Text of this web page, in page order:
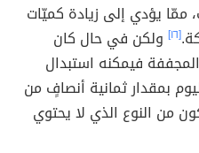
ممّا يؤدي إلى زيادة كميّات
[١٦]
ولكن في حال كان
فيمكنه استبدال
بمقدار ثمانية أنصافٍ من
من النوع الذي لا يحتوي